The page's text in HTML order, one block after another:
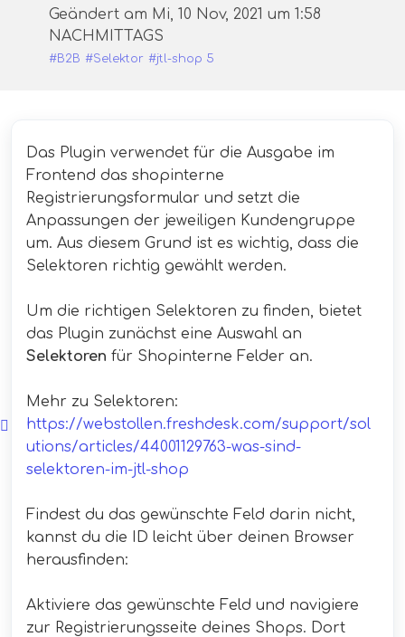
Geändert am Mi, 10 Nov, 2021 um 1:58
NACHMITTAGS
#B2B #Selektor #jtl-shop 5
Das Plugin verwendet für die Ausgabe im
Frontend das shopinterne
Registrierungsformular und setzt die
Anpassungen der jeweiligen Kundengruppe
um. Aus diesem Grund ist es wichtig, dass die
Selektoren richtig gewählt werden.
Um die richtigen Selektoren zu finden, bietet
das Plugin zunächst eine Auswahl an
Selektoren für Shopinterne Felder an.
Mehr zu Selektoren:
https://webstollen.freshdesk.com/support/sol
utions/articles/44001129763-was-sind-
selektoren-im-jtl-shop
Findest du das gewünschte Feld darin nicht,
kannst du die ID leicht über deinen Browser
herausfinden:
Aktiviere das gewünschte Feld und navigiere
zur Registrierungsseite deines Shops. Dort